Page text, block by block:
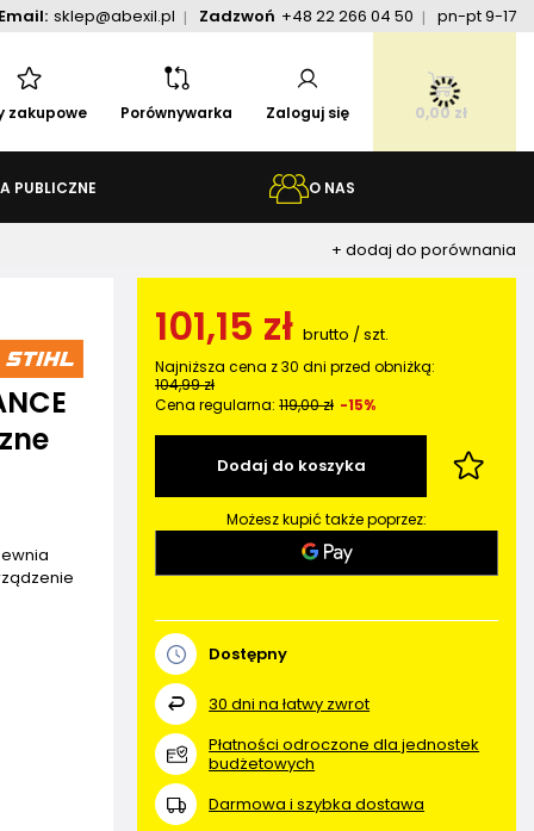
Email: sklep@abexil.pl Zadzwoń +48 22 266 04 50 pn-pt 9-17
zakupowe Porównywarka Zaloguj się 0,00 zł
PUBLICZNE O NAS
+ dodaj do porównania
101,15 zł brutto /szt.
Najniższa cena z 30 dni przed obniżką:
104,99 zł
Cena regularna:119,00 zł -15%
Dodaj do koszyka
Możesz kupić także poprzez:
Dostępny
30 dni na łatwy zwrot
Płatności odroczone dla jednostek
budżetowych
Darmowa i szybka dostawa